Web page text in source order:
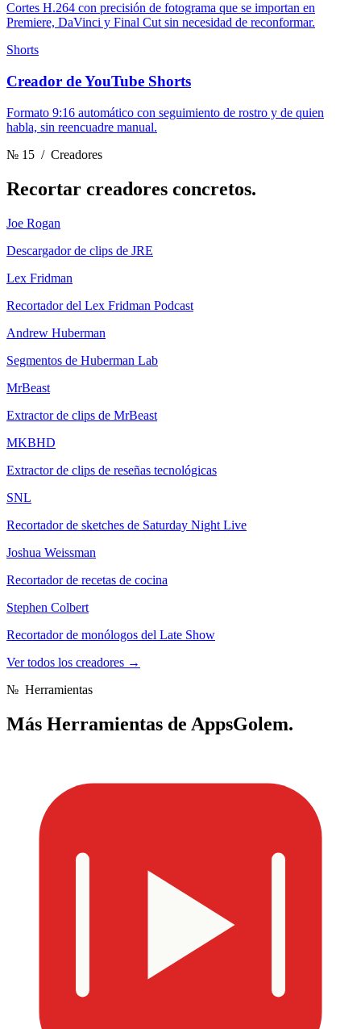
Cortes H.264 con precisión de fotograma que se importan en
Premiere, DaVinci y Final Cut sin necesidad de reconformar.
Shorts
Creador de YouTube Shorts
Formato 9:16 automático con seguimiento de rostro y de quien
habla, sin reencuadre manual.
№ 15 / Creadores
Recortar creadores concretos.
Joe Rogan
Descargador de clips de JRE
Lex Fridman
Recortador del Lex Fridman Podcast
Andrew Huberman
Segmentos de Huberman Lab
MrBeast
Extractor de clips de MrBeast
MKBHD
Extractor de clips de reseñas tecnológicas
SNL
Recortador de sketches de Saturday Night Live
Joshua Weissman
Recortador de recetas de cocina
Stephen Colbert
Recortador de monólogos del Late Show
Ver todos los creadores →
№ Herramientas
Más Herramientas de AppsGolem.